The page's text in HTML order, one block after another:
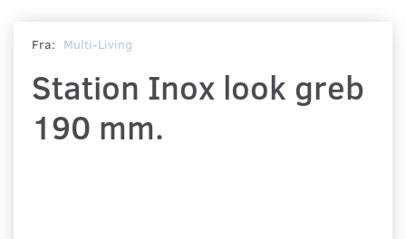
Fra: Multi-Living
Station Inox look greb
190 mm.